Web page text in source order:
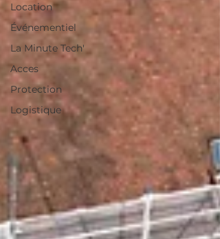
Location
Événementiel
La Minute Tech'
Acces
Protection
Logistique